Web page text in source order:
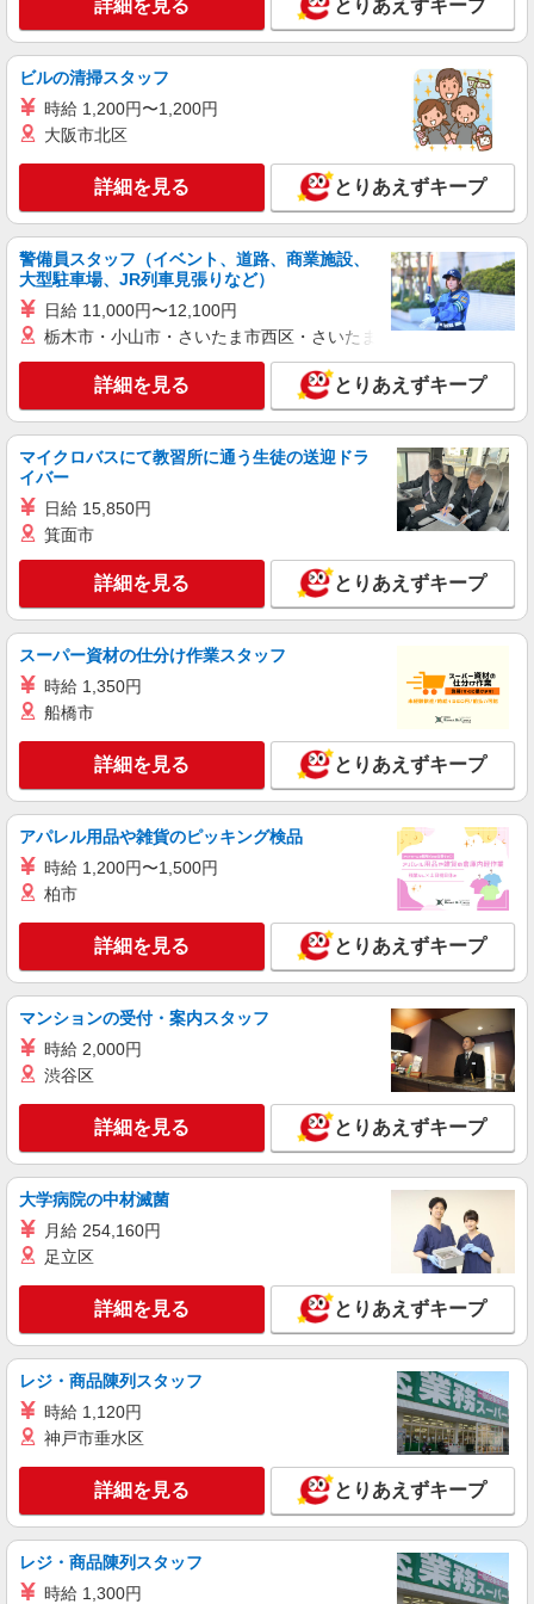
詳細を見る とりあえずキープ
ビルの清掃スタッフ
時給 1,200円〜1,200円
大阪市北区
詳細を見る とりあえずキープ
警備員スタッフ（イベント、道路、商業施設、
大型駐車場、JR列車見張りなど）
日給 11,000円〜12,100円
栃木市・小山市・さいたま市西区・さいたま市岩槻区・久喜市・
詳細を見る とりあえずキープ
マイクロバスにて教習所に通う生徒の送迎ドラ
イバー
日給 15,850円
箕面市
詳細を見る とりあえずキープ
スーパー資材の仕分け作業スタッフ
時給 1,350円
船橋市
詳細を見る とりあえずキープ
アパレル用品や雑貨のピッキング検品
時給 1,200円〜1,500円
柏市
詳細を見る とりあえずキープ
マンションの受付・案内スタッフ
時給 2,000円
渋谷区
詳細を見る とりあえずキープ
大学病院の中材滅菌
月給 254,160円
足立区
詳細を見る とりあえずキープ
レジ・商品陳列スタッフ
時給 1,120円
神戸市垂水区
詳細を見る とりあえずキープ
レジ・商品陳列スタッフ
時給 1,300円